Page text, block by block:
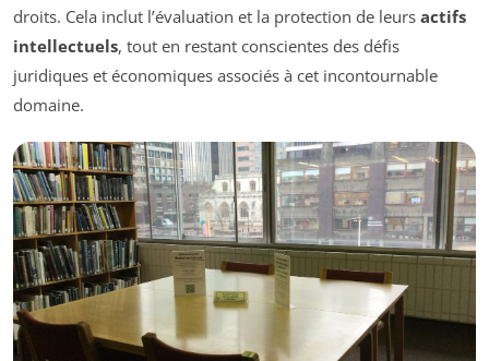
droits. Cela inclut l’évaluation et la protection de leurs actifs
intellectuels, tout en restant conscientes des défis
juridiques et économiques associés à cet incontournable
domaine.